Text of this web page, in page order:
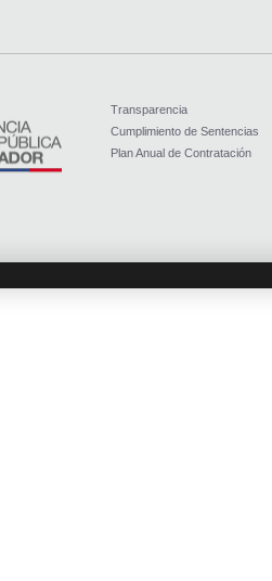
Transparencia
Cumplimiento de Sentencias
Plan Anual de Contratación